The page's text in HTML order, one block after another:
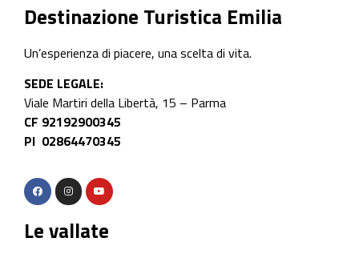
Destinazione Turistica Emilia
Un’esperienza di piacere, una scelta di vita.
SEDE LEGALE:
Viale Martiri della Libertà, 15 – Parma
CF 92192900345
PI 02864470345
Le vallate